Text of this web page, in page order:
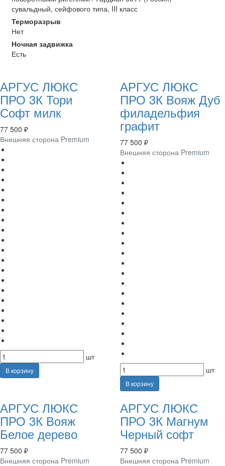
сувальдный, сейфового типа, III класс
Терморазрыв
Нет
Ночная задвижка
Есть
АРГУС ЛЮКС
ПРО 3К Тори
Софт милк
77 500 ₽
Внешняя сторона Premium
шт
В корзину
АРГУС ЛЮКС
ПРО 3К Вояж Дуб
филадельфия
графит
77 500 ₽
Внешняя сторона Premium
шт
В корзину
АРГУС ЛЮКС
ПРО 3К Вояж
Белое дерево
77 500 ₽
Внешняя сторона Premium
АРГУС ЛЮКС
ПРО 3К Магнум
Черный софт
77 500 ₽
Внешняя сторона Premium